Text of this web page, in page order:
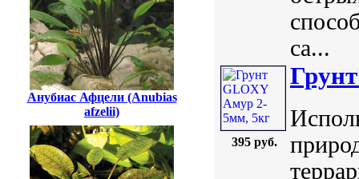
Анубиас Афцели (Anubias
afzelii)
са...
395 руб.